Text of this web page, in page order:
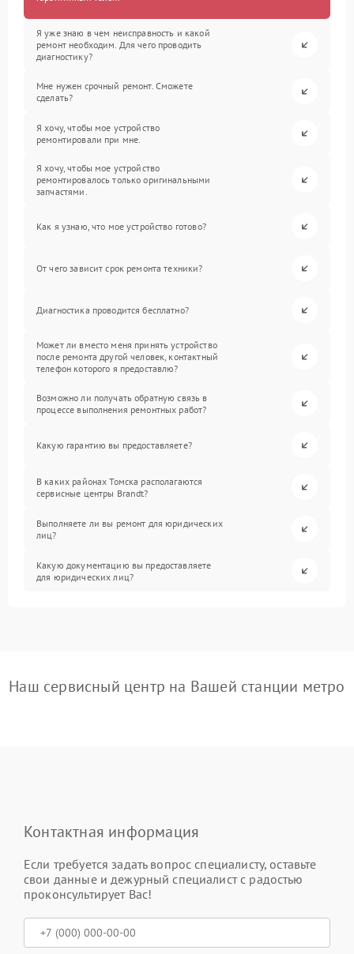
Я уже знаю в чем неисправность и какой
ремонт необходим. Для чего проводить
диагностику?
Мне нужен срочный ремонт. Сможете
сделать?
Я хочу, чтобы мое устройство
ремонтировали при мне.
Я хочу, чтобы мое устройство
ремонтировалось только оригинальными
запчастями.
Как я узнаю, что мое устройство готово?
От чего зависит срок ремонта техники?
Диагностика проводится бесплатно?
Может ли вместо меня принять устройство
после ремонта другой человек, контактный
телефон которого я предоставлю?
Возможно ли получать обратную связь в
процессе выполнения ремонтных работ?
Какую гарантию вы предоставляете?
В каких районах Томска располагаются
сервисные центры Brandt?
Выполняете ли вы ремонт для юридических
лиц?
Какую документацию вы предоставляете
для юридических лиц?
Наш сервисный центр на Вашей станции метро
Контактная информация
Если требуется задать вопрос специалисту, оставьте
свои данные и дежурный специалист с радостью
проконсультирует Вас!